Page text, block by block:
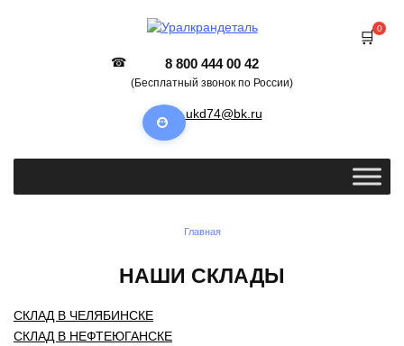
8 800 444 00 42
(Бесплатный звонок по России)
ukd74@bk.ru
0
Главная
НАШИ СКЛАДЫ
СКЛАД В ЧЕЛЯБИНСКЕ
СКЛАД В НЕФТЕЮГАНСКЕ